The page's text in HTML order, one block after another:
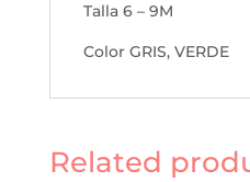
Talla 6 – 9M
Color GRIS, VERDE
Related